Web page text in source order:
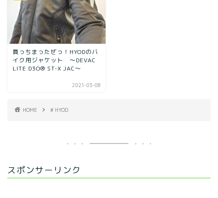
買っちまったぜっ！HYODのバ
イク用ジャケット ～DEVAC
LITE D3O® ST-X JAC～
2021-03-08
HOME # HYOD
スポンサーリンク